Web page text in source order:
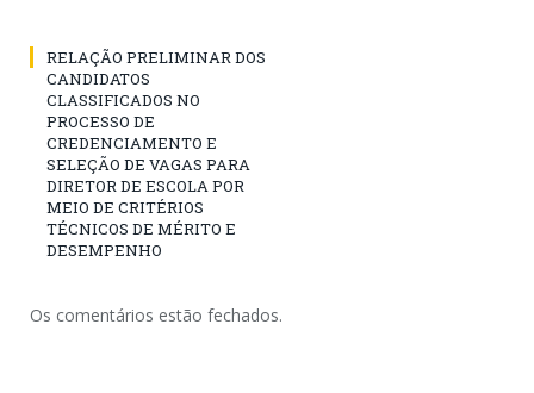
RELAÇÃO PRELIMINAR DOS
CANDIDATOS
CLASSIFICADOS NO
PROCESSO DE
CREDENCIAMENTO E
SELEÇÃO DE VAGAS PARA
DIRETOR DE ESCOLA POR
MEIO DE CRITÉRIOS
TÉCNICOS DE MÉRITO E
DESEMPENHO
Os comentários estão fechados.